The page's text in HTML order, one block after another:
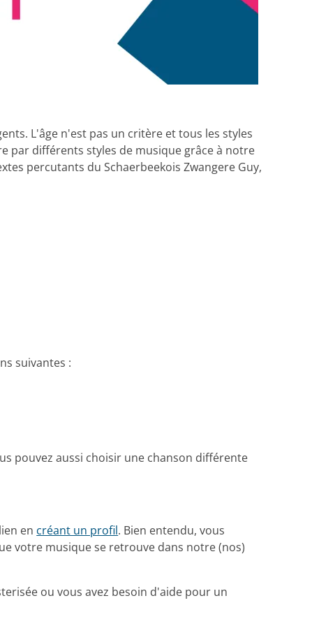
L'âge n'est pas un critère et tous les styles
par différents styles de musique grâce à notre
percutants du Schaerbeekois Zwangere Guy,
suivantes :
pouvez aussi choisir une chanson différente
en créant un profil. Bien entendu, vous
votre musique se retrouve dans notre (nos)
ou vous avez besoin d'aide pour un